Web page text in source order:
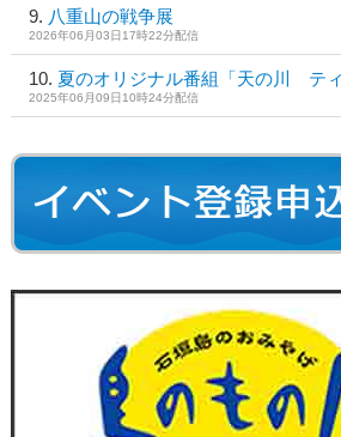
八重山の戦争展
2026年06月03日17時22分配信
夏のオリジナル番組「天の川 ティ
2025年06月09日10時24分配信